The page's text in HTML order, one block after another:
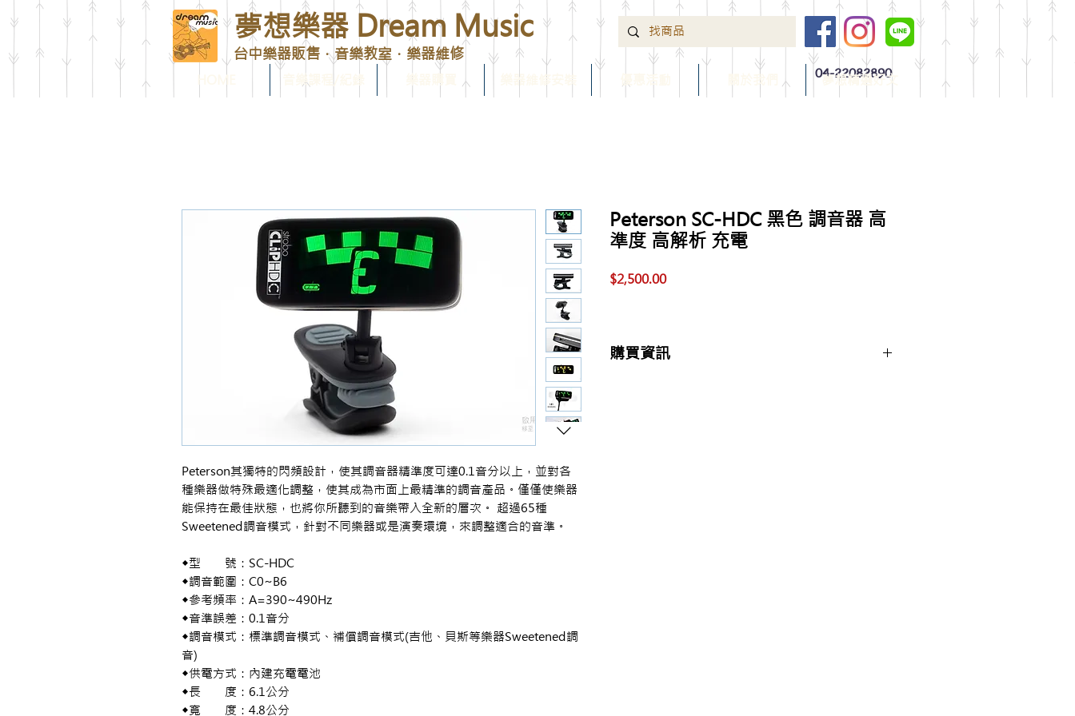
夢想樂器 Dream Music
台中樂器販售．音樂教室．樂器維修
04-22082890
音樂課程/紀錄 樂器購買 樂器維修安裝 關於我們 夢想精選好文
Peterson其獨特的閃頻設計，使其調音器精準度可達0.1音分以上，並對各
種樂器做特殊最適化調整，使其成為市面上最精準的調音產品。僅僅使樂器
能保持在最佳狀態，也將你所聽到的音樂帶入全新的層次。 超過65種
Sweetened調音模式，針對不同樂器或是演奏環境，來調整適合的音準。
◆型 號：SC-HDC
◆調音範圍：C0~B6
◆參考頻率：A=390~490Hz
◆音準誤差：0.1音分
◆調音模式：標準調音模式、補償調音模式(吉他、貝斯等樂器Sweetened調
音)
◆供電方式：內建充電電池
◆長 度：6.1公分
◆寬 度：4.8公分
Peterson SC-HDC 黑色 調音器 高
準度 高解析 充電
$2,500.00價
購買資訊